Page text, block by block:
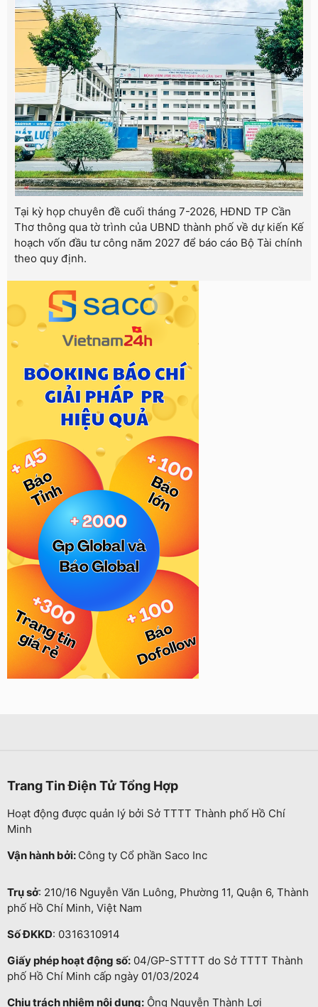
Tại kỳ họp chuyên đề cuối tháng 7-2026, HĐND TP Cần
Thơ thông qua tờ trình của UBND thành phố về dự kiến Kế
hoạch vốn đầu tư công năm 2027 để báo cáo Bộ Tài chính
theo quy định.
Trang Tin Điện Tử Tổng Hợp
Hoạt động được quản lý bởi Sở TTTT Thành phố Hồ Chí
Minh
Vận hành bởi: Công ty Cổ phần Saco Inc
Trụ sở: 210/16 Nguyễn Văn Luông, Phường 11, Quận 6, Thành
phố Hồ Chí Minh, Việt Nam
Số ĐKKD: 0316310914
Giấy phép hoạt động số: 04/GP-STTTT do Sở TTTT Thành
phố Hồ Chí Minh cấp ngày 01/03/2024
Chịu trách nhiệm nội dung: Ông Nguyễn Thành Lợi